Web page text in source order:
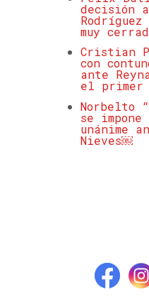
decisión
Rodríguez
muy
Cristian
con
ante
el primer
Norbelto
se
unánime
Nieves￼